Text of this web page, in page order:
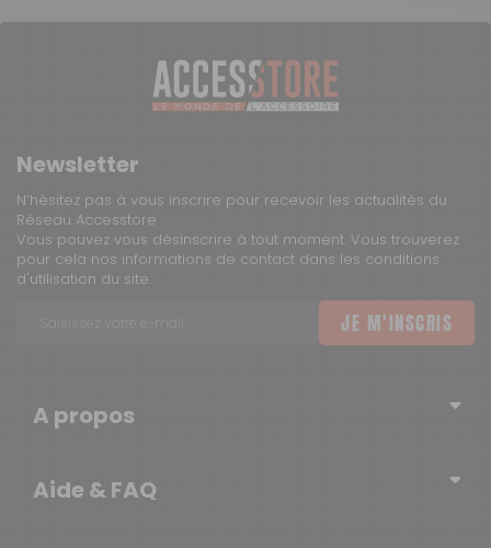
Newsletter
N’hésitez pas à vous inscrire pour recevoir les actualités du
Réseau Accesstore
Vous pouvez vous désinscrire à tout moment. Vous trouverez
pour cela nos informations de contact dans les conditions
d'utilisation du site.
JE M'INSCRIS
A propos
Blog – l’actualité du Réseau
Aide & FAQ